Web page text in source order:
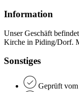
Information
Unser Geschäft
Kirche in Piding/Dorf.
Sonstiges
Geprüft